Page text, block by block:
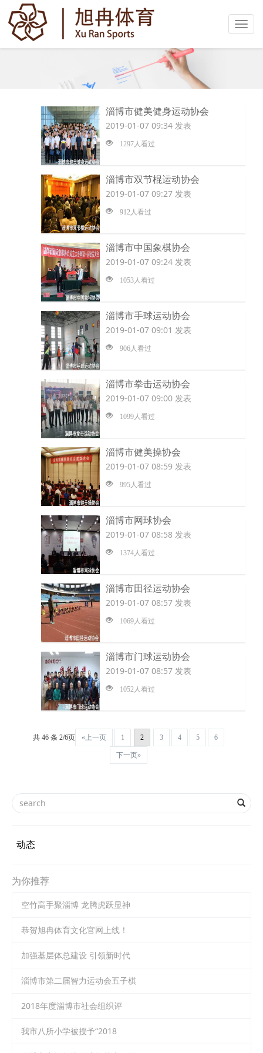
淄博市健美健身运动协会
2019-01-07 09:34 发表
1297人看过
淄博市双节棍运动协会
2019-01-07 09:27 发表
912人看过
淄博市中国象棋协会
2019-01-07 09:24 发表
1053人看过
淄博市手球运动协会
2019-01-07 09:01 发表
906人看过
淄博市拳击运动协会
2019-01-07 09:00 发表
1099人看过
淄博市健美操协会
2019-01-07 08:59 发表
995人看过
淄博市网球协会
2019-01-07 08:58 发表
1374人看过
淄博市田径运动协会
2019-01-07 08:57 发表
1069人看过
淄博市门球运动协会
2019-01-07 08:57 发表
1052人看过
共 46 条 2/6页 «上一页 1 2 3 4 5 6
下一页»
动态
为你推荐
空竹高手聚淄博 龙腾虎跃显神
恭贺旭冉体育文化官网上线！
加强基层体总建设 引领新时代
淄博市第二届智力运动会五子棋
2018年度淄博市社会组织评
我市八所小学被授予“2018